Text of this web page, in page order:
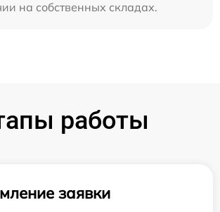
на собственных складах.
работы
заявки